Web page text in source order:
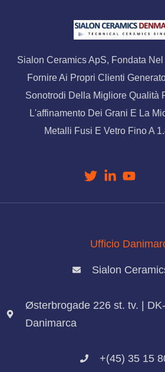
Sialon Ceramics ApS, Fondata
Fornire Ai Propri Clienti
Sonotrodi Della Migliore Qualità
L'affinamento Dei Grani E La
Metalli Fusi E Vetro Fino A
Ufficio
Sialon
Østerbrogade 226 st. tv. |
Danimarca
+(45) 35 15